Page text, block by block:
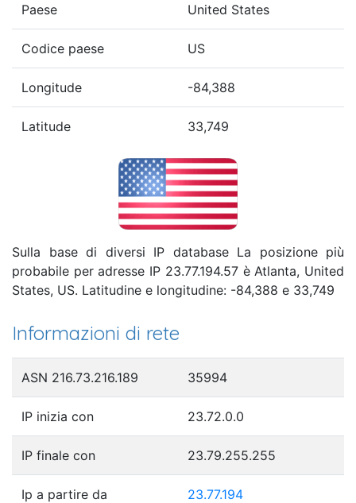
Paese United States
Codice paese US
Longitude -84,388
Latitude 33,749
Sulla base di diversi IP database La posizione più
probabile per adresse IP 23.77.194.57 è Atlanta, United
States, US. Latitudine e longitudine: -84,388 e 33,749
Informazioni di rete
ASN 216.73.216.189 35994
IP inizia con 23.72.0.0
IP finale con 23.79.255.255
Ip a partire da 23.77.194